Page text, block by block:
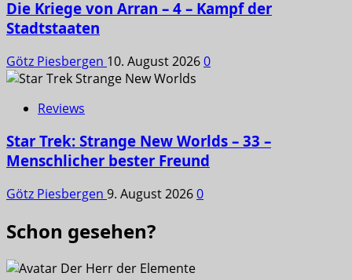
Die Kriege von Arran – 4 – Kampf der
Stadtstaaten
Götz Piesbergen 10. August 20260
Reviews
Star Trek: Strange New Worlds – 33 –
Menschlicher bester Freund
Götz Piesbergen 9. August 20260
Schon gesehen?